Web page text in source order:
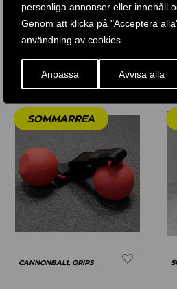
personliga annonser eller innehåll
Genom att klicka på "Acceptera
användning av cookies.
Anpassa Avvisa alla
11 .490KR 5 .990KR
KÖP PRODUKT
CANNONBALL GRIPS